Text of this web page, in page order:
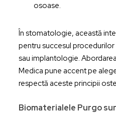
osoase.
În stomatologie, această
pentru succesul
sau implantologie.
Medica pune accent pe
respectă aceste principii
Biomaterialele Purgo